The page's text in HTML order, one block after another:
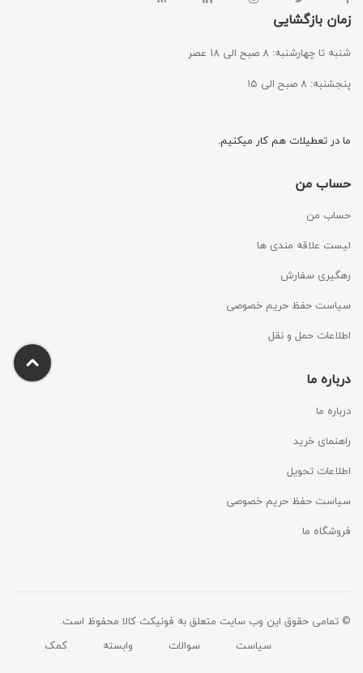
زمان بازگشایی
شنبه تا چهارشنبه: ۸ صبح الی ۱۸ عصر
پنجشنبه: ۸ صبح الی ۱۵
ما در تعطیلات هم کار میکنیم.
حساب من
حساب من
لیست علاقه مندی ها
رهگیری سفارش
سیاست حفظ حریم خصوصی
اطلاعات حمل و نقل
درباره ما
درباره ما
راهنمای خرید
اطلاعات تحویل
سیاست حفظ حریم خصوصی
فروشگاه ما
© تمامی حقوق این وب سایت متعلق به فونیکث کالا محفوظ است.
سیاست
سوالات وابسته کمک